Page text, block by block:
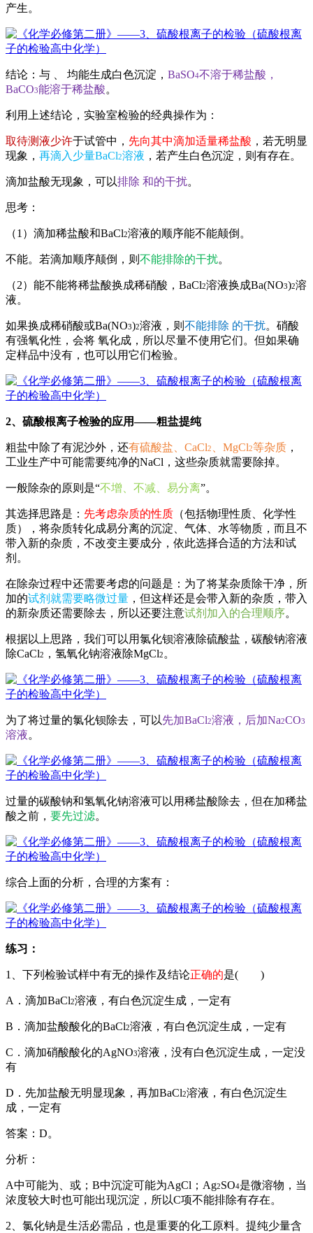
产生。
结论： 与 均能生成白色沉淀， BaSO4不溶于稀盐酸，
BaCO3能溶于稀盐酸。
利用上述结论，实验室检验的经典操作为：
取待测液少许于试管中， 先向其中滴加适量稀盐酸 ，若无明显
现象， 再滴入少量BaCl2溶液 ，若产生白色沉淀，则有存在。
滴加盐酸无现象，可以排除 和的干扰。
思考：
（1）滴加稀盐酸和BaCl2溶液的顺序能不能颠倒。
不能。若滴加顺序颠倒，则 不能排除的干扰。
（2）能不能将稀盐酸换成稀硝酸 ，BaCl2溶液换成Ba(NO3)2溶
液。
如果换成稀硝酸或Ba(NO3)2溶液，则 不能排除 的干扰。 硝酸
有强氧化性，会将 氧化成 ，所以尽量不使用它们。但如果确
定样品中没有 ，也可以用它们检验。
2、硫酸根离子检验的应用——粗盐提纯
粗盐中除了有泥沙外，还有硫酸盐 、CaCl2 、MgCl2等杂质 ，
工业生产中可能需要纯净的NaCl，这些杂质就需要除掉。
一般除杂的原则是“不增、不减、易分离”。
其选择思路是： 先考虑杂质的性质 （包括物理性质 、化学性
质），将杂质转化成易分离的沉淀、气体、水等物质，而且不
带入新的杂质，不改变主要成分，依此选择合适的方法和试
剂。
在除杂过程中还需要考虑的问题是：为了将某杂质除干净，所
加的试剂就需要略微过量 ，但这样还是会带入新的杂质，带入
的新杂质还需要除去，所以还要注意试剂加入的合理顺序。
根据以上思路，我们可以用氯化钡溶液除硫酸盐， 碳酸钠溶液
除CaCl2 ， 氢氧化钠溶液除MgCl2 。
为了将过量的氯化钡除去，可以先加BaCl2溶液，后加Na2CO3
溶液。
过量的碳酸钠和氢氧化钠溶液可以用稀盐酸除去，但在加稀盐
酸之前， 要先过滤。
综合上面的分析，合理的方案有：
练习：
1、下列检验试样中有无的操作及结论正确的是( )
A．滴加BaCl2溶液，有白色沉淀生成，一定有
B．滴加盐酸酸化的BaCl2溶液，有白色沉淀生成，一定有
C．滴加硝酸酸化的AgNO3溶液，没有白色沉淀生成，一定没
有
D．先加盐酸无明显现象，再加BaCl2溶液，有白色沉淀生
成，一定有
答案：D。
分析：
A中可能为 或 ；B中沉淀可能为AgCl ；Ag2SO4是微溶物，当
浓度较大时也可能出现沉淀，所以C项不能排除有存在。
2、 氯化钠是生活必需品，也是重要的化工原料。提纯少量含